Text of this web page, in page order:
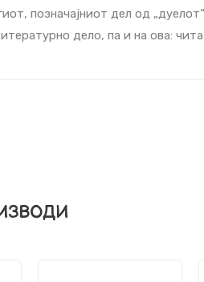
позначајниот дел од
дело, па и на ова: